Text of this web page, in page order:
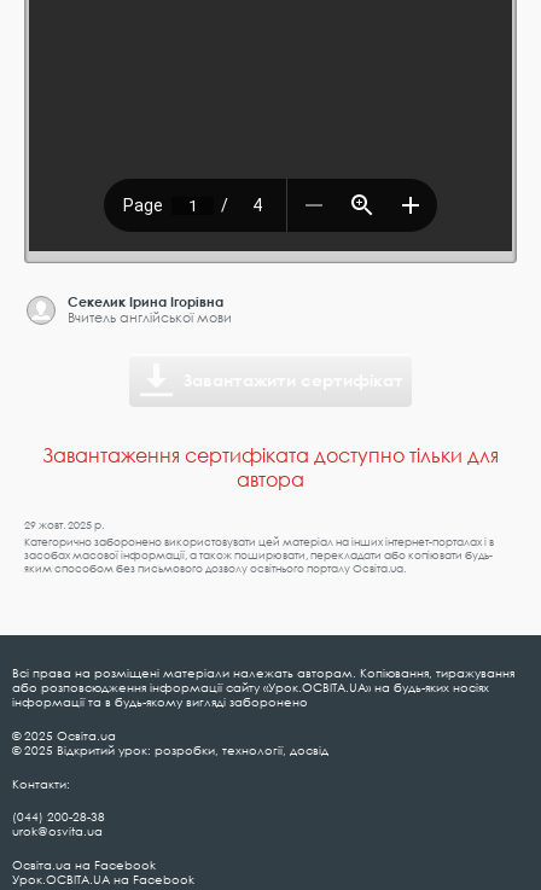
Секелик Ірина Ігорівна
Вчитель англійської мови
Завантаження сертифіката доступно тільки для
автора
29 жовт. 2025 р.
Категорично заборонено використовувати цей матеріал на інших інтернет-порталах і в
засобах масової інформації, а також поширювати, перекладати або копіювати будь-
яким способом без письмового дозволу освітнього порталу Освіта.ua.
Всі права на розміщені матеріали належать авторам. Копіювання, тиражування
або розповсюдження інформації сайту «Урок.ОСВІТА.UA» на будь-яких носіях
інформації та в будь-якому вигляді заборонено
© 2025 Освіта.ua
© 2025 Відкритий урок: розробки, технології, досвід
Контакти:
(044) 200-28-38
urok@osvita.ua
Освіта.ua на Facebook
Урок.ОСВІТА.UA на Facebook